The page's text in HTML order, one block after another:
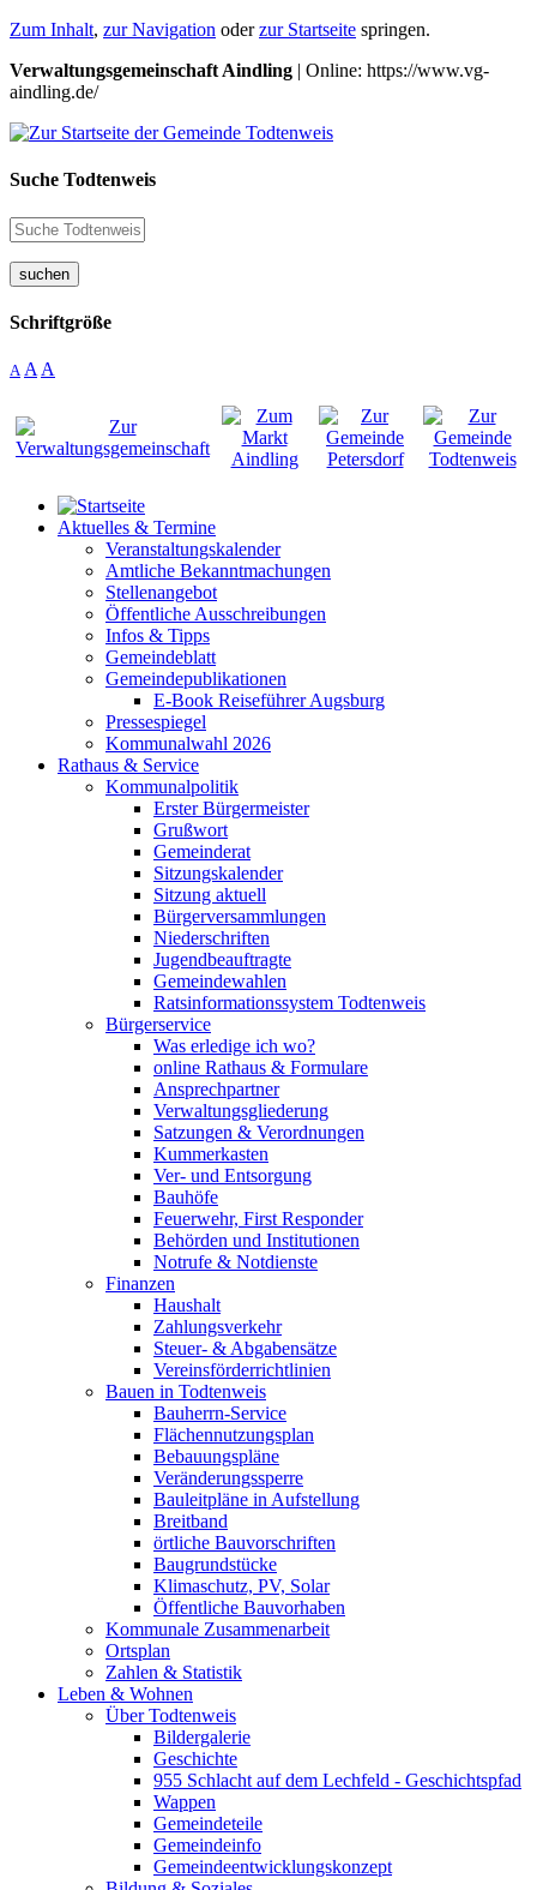
Zum Inhalt, zur Navigation oderzur Startseite springen.
Verwaltungsgemeinschaft Aindling | Online: https://www.vg-
aindling.de/
Suche Todtenweis
suchen
Schriftgröße
A A A
Aktuelles & Termine
Veranstaltungskalender
Amtliche Bekanntmachungen
Stellenangebot
Öffentliche Ausschreibungen
Infos & Tipps
Gemeindeblatt
Gemeindepublikationen
E-Book Reiseführer Augsburg
Pressespiegel
Kommunalwahl 2026
Rathaus & Service
Kommunalpolitik
Erster Bürgermeister
Grußwort
Gemeinderat
Sitzungskalender
Sitzung aktuell
Bürgerversammlungen
Niederschriften
Jugendbeauftragte
Gemeindewahlen
Ratsinformationssystem Todtenweis
Bürgerservice
Was erledige ich wo?
online Rathaus & Formulare
Ansprechpartner
Verwaltungsgliederung
Satzungen & Verordnungen
Kummerkasten
Ver- und Entsorgung
Bauhöfe
Feuerwehr, First Responder
Behörden und Institutionen
Notrufe & Notdienste
Finanzen
Haushalt
Zahlungsverkehr
Steuer- & Abgabensätze
Vereinsförderrichtlinien
Bauen in Todtenweis
Bauherrn-Service
Flächennutzungsplan
Bebauungspläne
Veränderungssperre
Bauleitpläne in Aufstellung
Breitband
örtliche Bauvorschriften
Baugrundstücke
Klimaschutz, PV, Solar
Öffentliche Bauvorhaben
Kommunale Zusammenarbeit
Ortsplan
Zahlen & Statistik
Leben & Wohnen
Über Todtenweis
Bildergalerie
Geschichte
955 Schlacht auf dem Lechfeld - Geschichtspfad
Wappen
Gemeindeteile
Gemeindeinfo
Gemeindeentwicklungskonzept